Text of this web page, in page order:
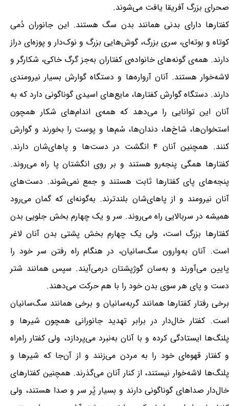
صحرای بزرگ آفریقا یافت می‌شوند.
کفتارها دارای بدنی همانند بدن سگ هستند. این جانوران دُمی
کوتاه و بوته‌ای، سری بزرگ، گوش‌هایی بزرگ و نوک‌دار و پوزه‌ای دراز
دارند. همه‌ی گونه‌های خانواده‌ی کفتاران به‌جز گرگ خاکی، شکارگر و
لاشه‌خوار هستند. آنان آرواره‌ها و دستگاه گوارش بسیار نیرومندی
دارند. دستگاه گوارش کفتارها، مایع‌های اسیدی گوناگونی دارد که به
آنان این توانایی را می‌دهد که همه‌ی اندام‌های شکار همچون
استخوان‌ها، شاخ‌ها، دندان‌ها، سُم‌ها و پوست را بخورند و گوارش
کنند. همچنین آنان ۴ انگشت در دست‌ها و پاهای‌شان دارند.
کفتارها همگی پنجه‌رو هستند و بر روی انگشتان پا راه می‌روند.
پنجه‌های پای کفتارها ثابت هستند و جمع نمی‌شوند. دست‌های
آنان نیرومند و از پاهای‌شان بلندترند. به‌گونه‌ای که گمان می‌رود
همیشه در سربالایی راه می‌روند. سر و یک چهارم بخش جلویی بدن
کفتارها بزرگ است، ولی یک چهارم بخش پشتی بدن آنان لاغر
است. آنان به‌وارون سگ‌سانیان، در هنگام راه رفتن سر خود را
پایین می‌آورند و به‌سان گوژپشتان درمی‌آیند. سپس همانند شتر
دست و پای هر سوی بدن خود را با هم حرکت می‌دهند.
برخی رفتار کفتارها همانند گربه‌سانیان و برخی همانند سگ‌سانیان
است. کفتار خال‌دار در برابر تهدید جانورانی همچون شیرها و
پلنگ‌ها ایستادگی کرده و با آنان به‌نبرد می‌پردازد، ولی کفتار راه‌راه
و کفتار قهوه‌ای خود را به مردن می‌زنند و از آن‌جا که شیرها و
پلنگ‌ها لاشه‌خوار نیستند، از کنار آنان می‌گذرند. همچنین کفتارهای
خال‌دار صداهای گوناگونی دارند و بسیار پُر سر و صدا هستند، ولی